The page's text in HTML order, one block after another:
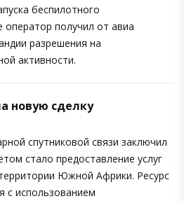
беспилотного
оператор получил от авиа
разрешения на
активности.
новую сделку
спутниковой связи заключил
стало предоставление услуг
Южной Африки. Ресурс
с использованием